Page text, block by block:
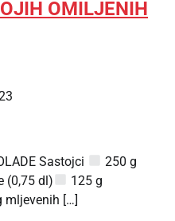
OMILJENIH
Sastojci
250 g
(0,75 dl)
125 g
mljevenih […]